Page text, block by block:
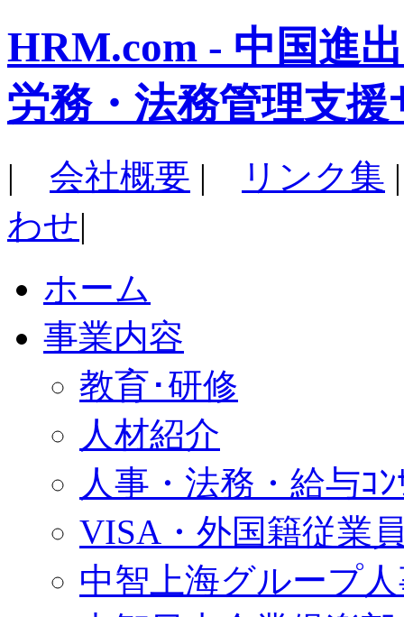
HRM.com - 中国進
労務・法務管理支援
| 会社概要 | リンク集
わせ|
ホーム
事業内容
教育･研修
人材紹介
人事・法務・給与ｺﾝ
VISA・外国籍従業
中智上海グループ